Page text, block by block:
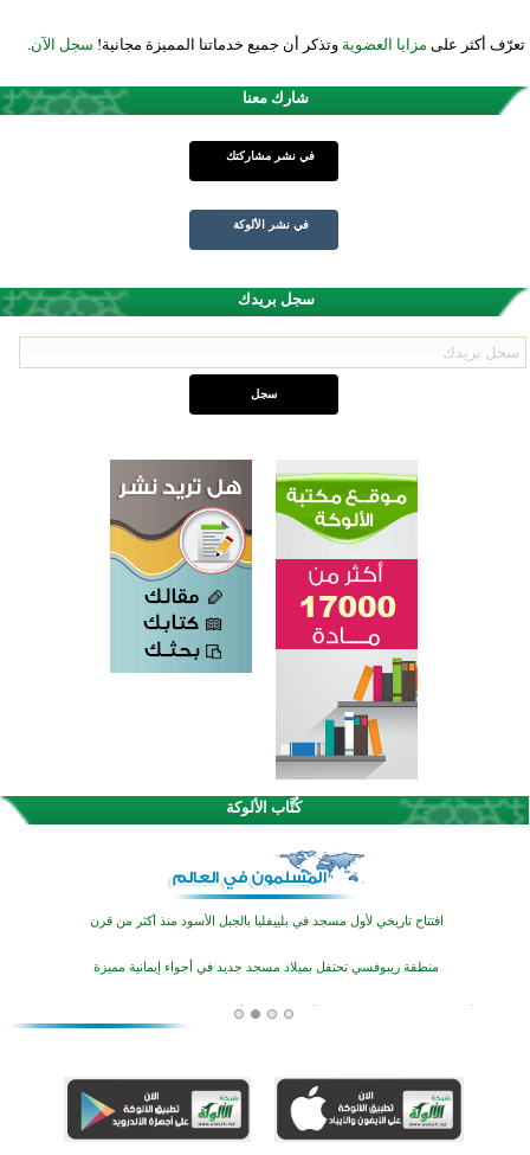
تعرّف أكثر على مزايا العضوية وتذكر أن جميع خدماتنا المميزة مجانية! سجل الآن
شارك معنا
في نشر مشاركتك
في نشر الألوكة
سجل بريدك
كُتَّاب الألوكة
اختتام الدورة التاسعة لمسابقة حفظ وتلاوة القرآن الكريم في أزناكاييف
تيسليتش تختتم برنامجا تعليميا لتعزيز القيم وبناء الشخصية للشباب المسلمين
اختتام منافسات قرآنية متميزة في بنغلاديش بمشاركة 3000 متسابق
افتتاح تاريخي لأول مسجد في بلييفليا بالجبل الأسود منذ أكثر من قرن
منطقة ريبوفسي تحتفل بميلاد مسجد جديد في أجواء إيمانية مميزة
أكبر مشروع إسلامي في ريف أستراليا يفتتح أبوابه بعد سنوات من العمل والعطاء
اختتام الدورة التاسعة لمسابقة حفظ وتلاوة القرآن الكريم في أزناكاييف